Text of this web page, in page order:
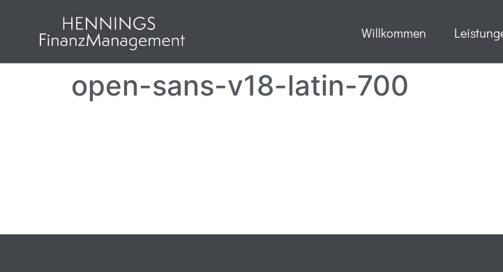
Willkommen
open-sans-v18-latin-700